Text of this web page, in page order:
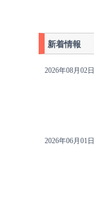
新着情報
2026年08月02日
2026年06月01日